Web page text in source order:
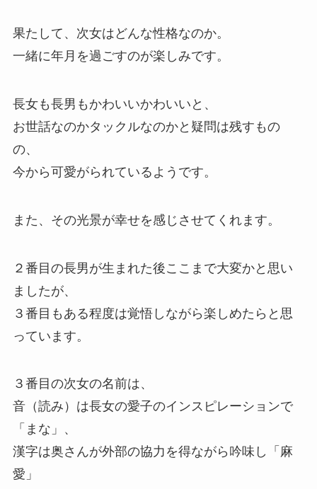
果たして、次女はどんな性格なのか。
一緒に年月を過ごすのが楽しみです。
長女も長男もかわいいかわいいと、
お世話なのかタックルなのかと疑問は残すもの
の、
今から可愛がられているようです。
また、その光景が幸せを感じさせてくれます。
２番目の長男が生まれた後ここまで大変かと思い
ましたが、
３番目もある程度は覚悟しながら楽しめたらと思
っています。
３番目の次女の名前は、
音（読み）は長女の愛子のインスピレーションで
「まな」、
漢字は奥さんが外部の協力を得ながら吟味し「麻
愛」